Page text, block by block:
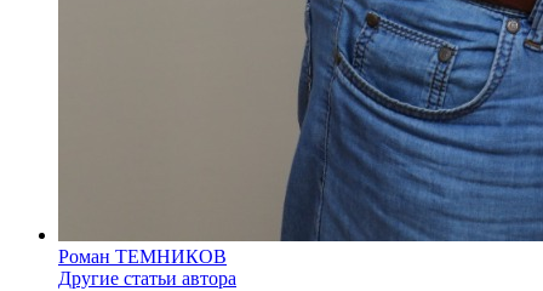
Роман ТЕМНИКОВ
Другие статьи автора